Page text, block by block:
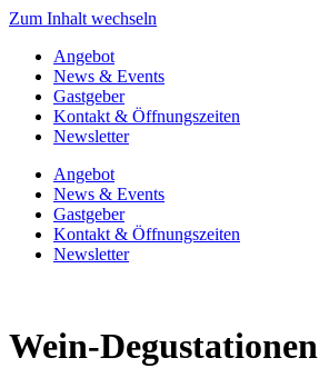
Zum Inhalt wechseln
Angebot
News & Events
Gastgeber
Kontakt & Öffnungszeiten
Newsletter
Angebot
News & Events
Gastgeber
Kontakt & Öffnungszeiten
Newsletter
Wein-Degustationen